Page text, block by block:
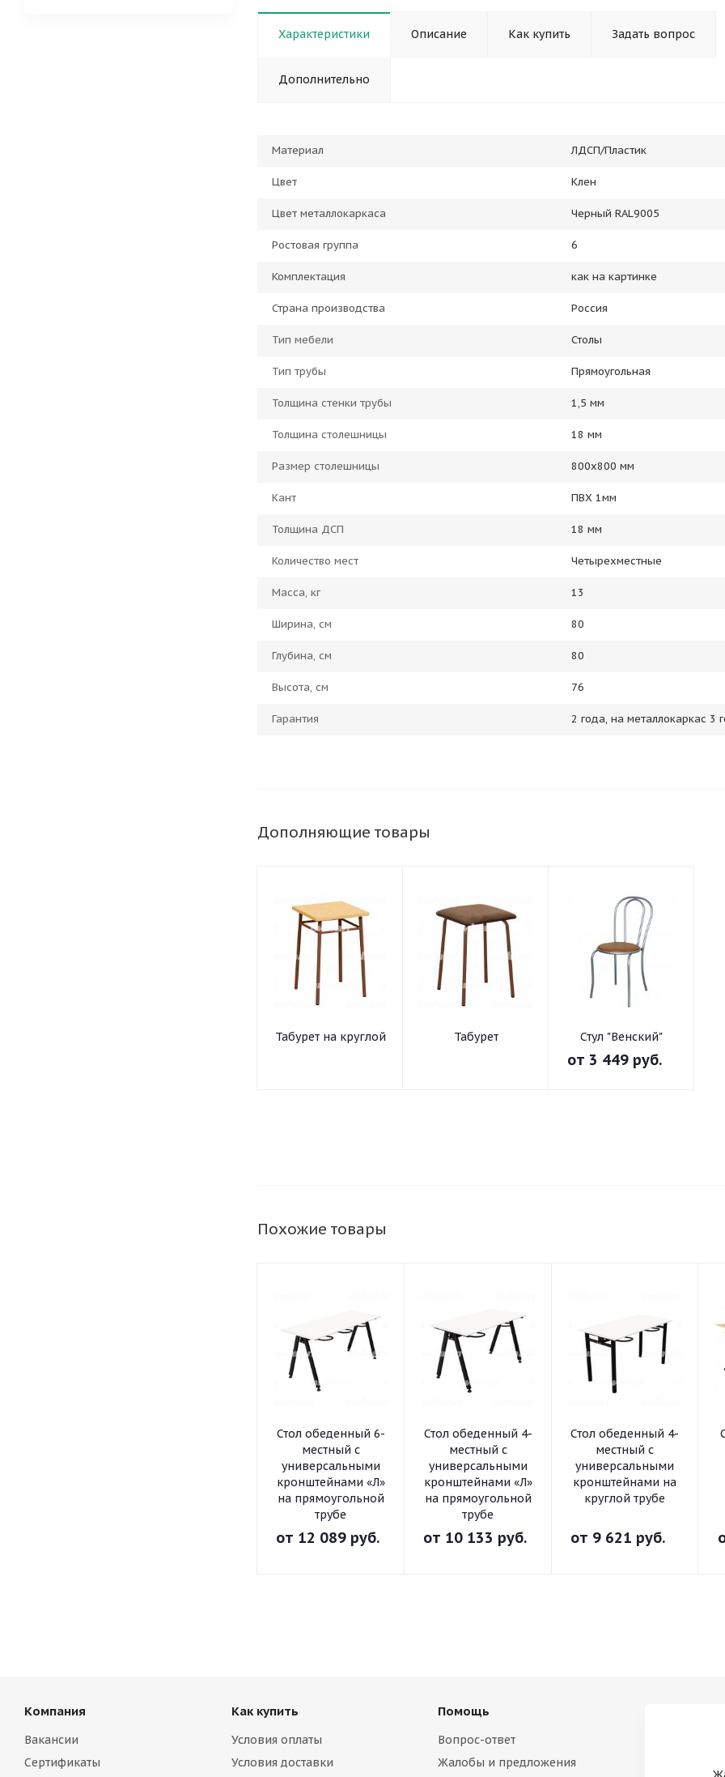
Характеристики Описание Как купить Задать вопрос
Дополнительно
Материал ЛДСП/Пластик
Цвет Клен
Цвет металлокаркаса Черный RAL9005
Ростовая группа 6
Комплектация как на картинке
Страна производства Россия
Тип мебели Столы
Тип трубы Прямоугольная
Толщина стенки трубы 1,5 мм
Толщина столешницы 18 мм
Размер столешницы 800x800 мм
Кант ПВХ 1мм
Толщина ДСП 18 мм
Количество мест Четырехместные
Масса, кг 13
Ширина, см 80
Глубина, см 80
Высота, см 76
Гарантия 2 года, на металлокаркас 3
Дополняющие товары
Табурет на круглой
Табурет
Стул "Венский"
от 3 449 руб.
Похожие товары
Стол обеденный 6-
местный с
универсальными
кронштейнами «Л»
на прямоугольной
трубе
от 12 089 руб.
Стол обеденный 4-
местный с
универсальными
кронштейнами «Л»
на прямоугольной
трубе
от 10 133 руб.
Стол обеденный 4-
местный с
универсальными
кронштейнами на
круглой трубе
от 9 621 руб.
Компания
Вакансии
Сертификаты
Как купить
Условия оплаты
Условия доставки
Помощь
Вопрос-ответ
Жалобы и предложения